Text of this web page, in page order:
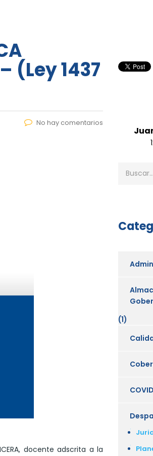
(Ley 1437
No hay comentarios
docente adscrita a la
(1)